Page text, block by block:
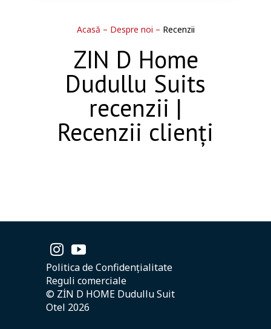
Acasă – Despre noi – Recenzii
ZIN D Home
Dudullu Suits
recenzii |
Recenzii clienți
© ZİN D HOME Dudullu Suit
Otel 2026
Politica de Confidențialitate
Reguli comerciale